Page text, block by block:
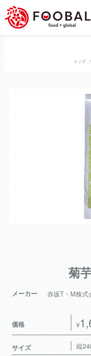
トップ
菊
メーカー 赤坂T・M株式
価格 ¥
サイズ 縦